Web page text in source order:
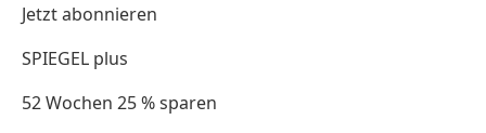
Jetzt abonnieren
SPIEGEL plus
52 Wochen 25 % sparen